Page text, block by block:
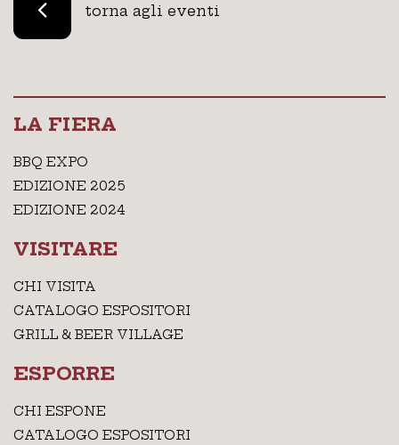
torna agli eventi
LA FIERA
BBQ EXPO
EDIZIONE 2025
EDIZIONE 2024
VISITARE
CHI VISITA
CATALOGO ESPOSITORI
GRILL & BEER VILLAGE
ESPORRE
CHI ESPONE
CATALOGO ESPOSITORI